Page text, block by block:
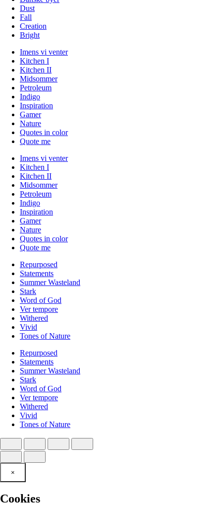
Dust
Fall
Creation
Bright
Imens vi venter
Kitchen I
Kitchen II
Midsommer
Petroleum
Indigo
Inspiration
Gamer
Nature
Quotes in color
Quote me
Imens vi venter
Kitchen I
Kitchen II
Midsommer
Petroleum
Indigo
Inspiration
Gamer
Nature
Quotes in color
Quote me
Repurposed
Statements
Summer Wasteland
Stark
Word of God
Ver tempore
Withered
Vivid
Tones of Nature
Repurposed
Statements
Summer Wasteland
Stark
Word of God
Ver tempore
Withered
Vivid
Tones of Nature
×
Cookies